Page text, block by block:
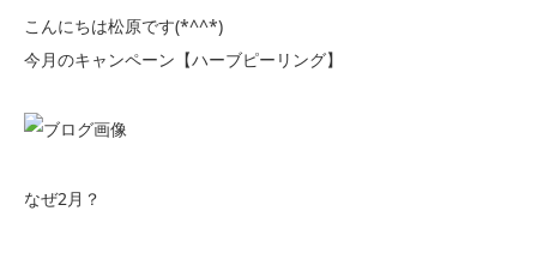
こんにちは松原です(*^^*)
今月のキャンペーン【ハーブピーリング】
なぜ2月？